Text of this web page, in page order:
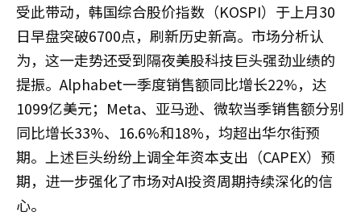
受此带动，韩国综合股价指数（KOSPI）于上月30
日早盘突破6700点，刷新历史新高。市场分析认
为，这一走势还受到隔夜美股科技巨头强劲业绩的
提振。Alphabet一季度销售额同比增长22%，达
1099亿美元；Meta、亚马逊、微软当季销售额分别
同比增长33%、16.6%和18%，均超出华尔街预
期。上述巨头纷纷上调全年资本支出（CAPEX）预
期，进一步强化了市场对AI投资周期持续深化的信
心。